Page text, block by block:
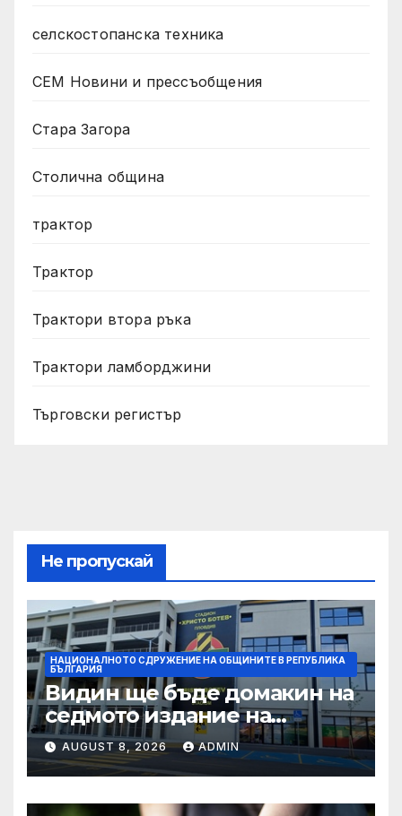
селскостопанска техника
СЕМ Новини и прессъобщения
Стара Загора
Столична община
трактор
Трактор
Трактори втора ръка
Трактори ламборджини
Търговски регистър
Не пропускай
НАЦИОНАЛНОТО СДРУЖЕНИЕ НА ОБЩИНИТЕ В РЕПУБЛИКА
БЪЛГАРИЯ
Видин ще бъде домакин на
седмото издание на
Международния
фолклорен фестивал
„Синия Дунав“
AUGUST 8, 2026 ADMIN